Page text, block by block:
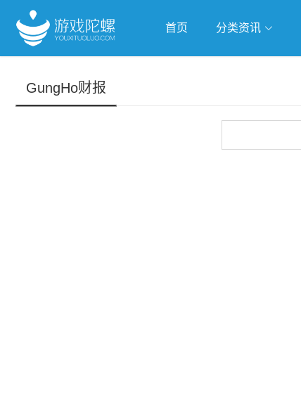
首页 分类资讯
GungHo财报